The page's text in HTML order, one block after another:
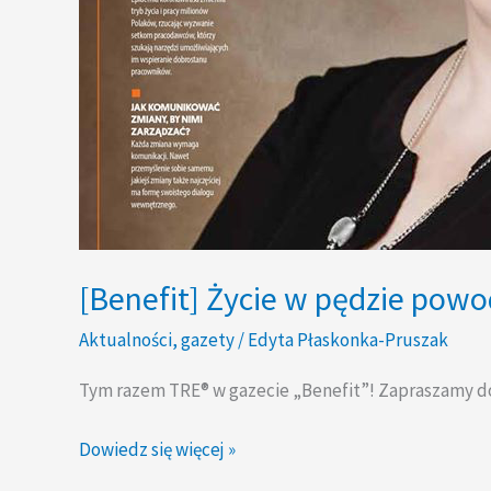
[Benefit] Życie w pędzie
Aktualności,gazety/Edyta Płaskonka-Pruszak
Tym razem TRE® w gazecie „Benefit”! Zapraszamy
Dowiedz się więcej »